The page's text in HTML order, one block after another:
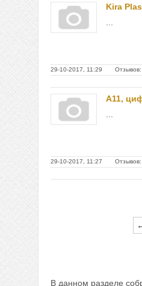
Kira
29-10-2017, 11:29 Отзывов:
А11,
29-10-2017, 11:27 Отзывов:
В данном разделе